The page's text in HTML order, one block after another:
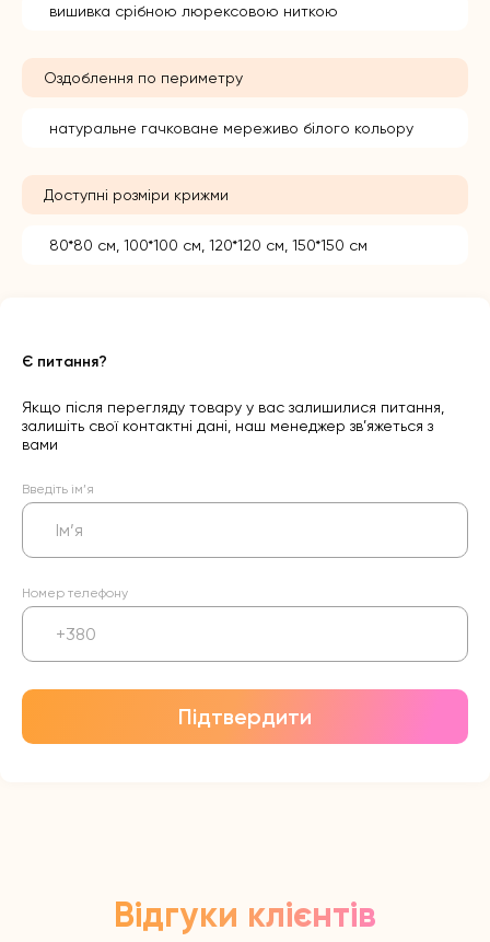
вишивка срібною люрексовою ниткою
Оздоблення по периметру
натуральне гачковане мереживо білого кольору
Доступні розміри крижми
80*80 см, 100*100 см, 120*120 см, 150*150 см
Є питання?
Якщо після перегляду товару у вас залишилися питання,
залишіть свої контактні дані, наш менеджер зв’яжеться з
вами
Введіть ім’я
Номер телефону
Підтвердити
Відгуки клієнтів